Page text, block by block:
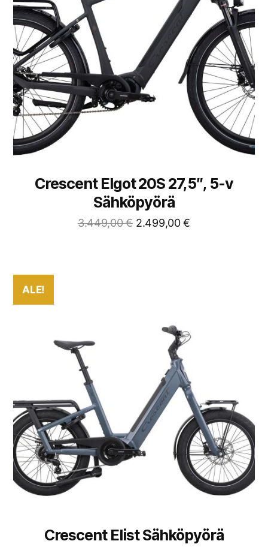
Crescent Elgot 20S 27,5″, 5-v
Sähköpyörä
3.449,00€ 2.499,00€
ALE!
Crescent Elist Sähköpyörä